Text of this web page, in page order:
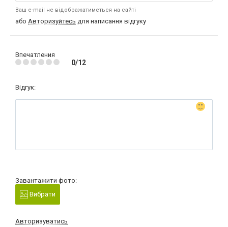
Ваш e-mail не відображатиметься на сайті
або Авторизуйтесь для написання відгуку
Впечатления
0/12
Відгук:
Завантажити фото:
Вибрати
Авторизуватись